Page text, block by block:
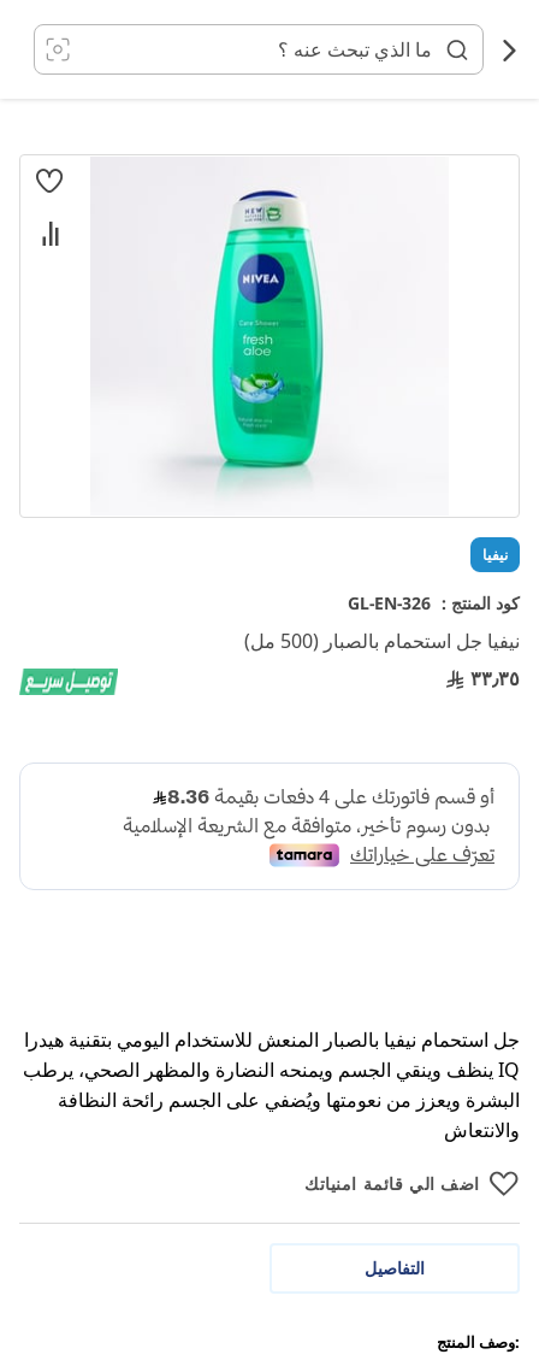
المحتوى
نيفيا
كود المنتج : GL-EN-326
نيفيا جل استحمام بالصبار (500 مل)
٣٣٫٣٥
جل استحمام نيفيا بالصبار المنعش للاستخدام اليومي بتقنية هيدرا
IQ ينظف وينقي الجسم ويمنحه النضارة والمظهر الصحي، يرطب
البشرة ويعزز من نعومتها ويُضفي على الجسم رائحة النظافة
والانتعاش
اضف الي قائمة امنياتك
انتقل
تخطي
إلى
بداية
معرض
الصور
التفاصيل
:وصف المنتج